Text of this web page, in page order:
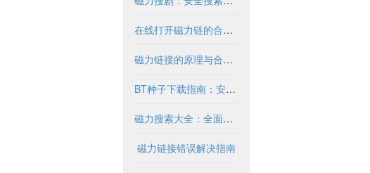
在线打开磁力链的合法使用指南
磁力链接的原理与合法使用指南
BT种子下载指南：安全合法获取资源方法
磁力搜索大全：全面指南与实用技巧
磁力链接错误解决指南